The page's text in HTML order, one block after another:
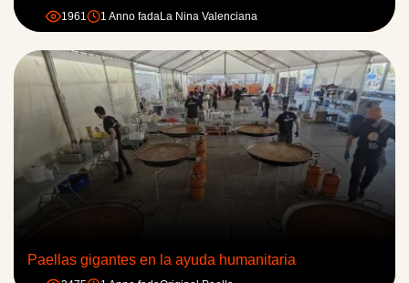
1961 1 Anno fadaLa Nina Valenciana
Paellas gigantes en la ayuda humanitaria